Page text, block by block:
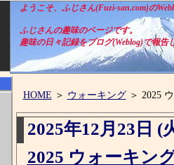
ようこそ、ふじさん(Fuzi-san.com)の
ふじさんの趣味のページです。
趣味の日々記録をブログ(Weblog)で報告
HOME ＞ ウォーキング＞ 2025
2025年12月23日 (
2025 ウォーキン